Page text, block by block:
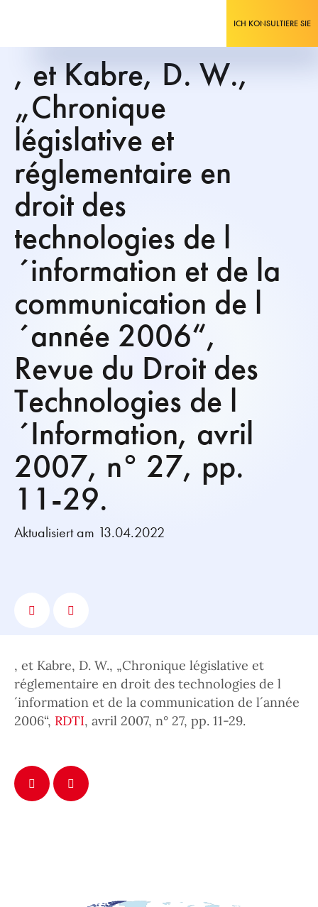
ICH KONSULTIERE SIE
, et Kabre, D. W.,
„Chronique
législative et
réglementaire en
droit des
technologies de l
´information et de la
communication de l
´année 2006“,
Revue du Droit des
Technologies de l
´Information, avril
2007, n° 27, pp.
11-29.
Aktualisiert am 13.04.2022
, et Kabre, D. W., „Chronique législative et
réglementaire en droit des technologies de l
´information et de la communication de l´année
2006“, RDTI, avril 2007, n° 27, pp. 11-29.